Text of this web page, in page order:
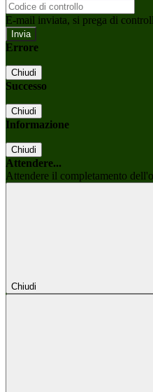
E-mail inviata, si prega di
Errore
Chiudi
Successo
Chiudi
Informazione
Chiudi
Attendere...
Attendere il completamento
Chiudi